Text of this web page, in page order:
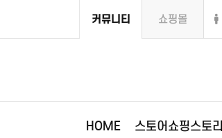
커뮤니티 쇼핑몰
HOME 스토어쇼핑스토리